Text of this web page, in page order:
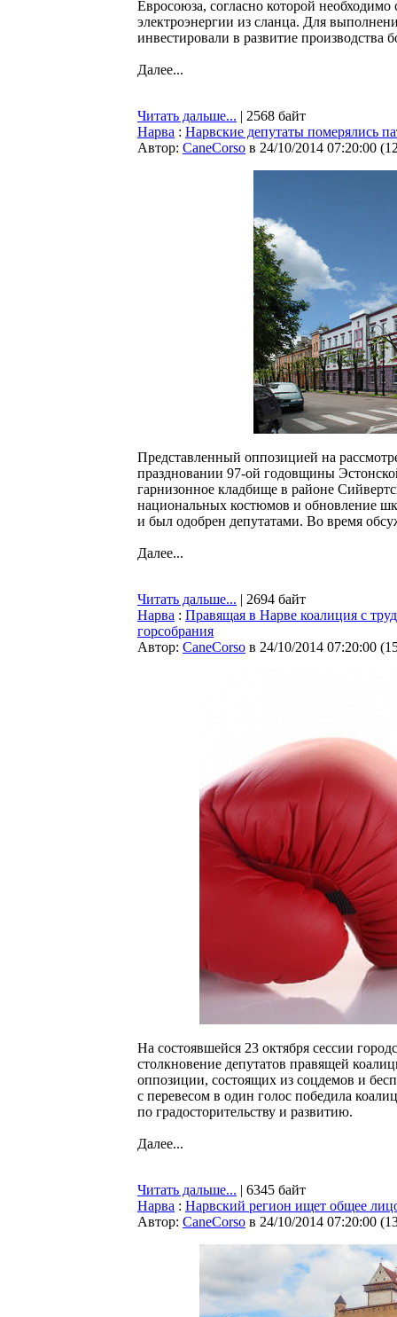
Евросоюза, согласно которой
электроэнергии из сланца. Для
инвестировали в развитие производства
Далее...
Читать дальше... | 2568 байт
Нарва : Нарвские депутаты померялись
Автор: CaneCorso в 24/10/2014 07:20:00 (
Представленный оппозицией на
праздновании 97-ой годовщины
гарнизонное кладбище в районе
национальных костюмов и обновление
и был одобрен депутатами. Во время
Далее...
Читать дальше... | 2694 байт
Нарва : Правящая в Нарве коалиция с
горсобрания
Автор: CaneCorso в 24/10/2014 07:20:00 (
На состоявшейся 23 октября сессии
столкновение депутатов правящей
оппозиции, состоящих из соцдемов и
с перевесом в один голос победила
по градосторительству и развитию.
Далее...
Читать дальше... | 6345 байт
Нарва : Нарвский регион ищет общее
Автор: CaneCorso в 24/10/2014 07:20:00 (